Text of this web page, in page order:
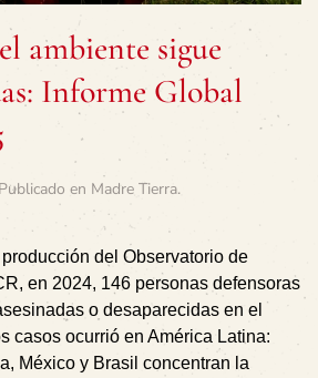
ambiente sigue
Informe Global
en Madre Tierra.
del Observatorio de
en 2024, 146 personas defensoras
o desaparecidas en el
casos ocurrió en América Latina:
México y Brasil concentran la